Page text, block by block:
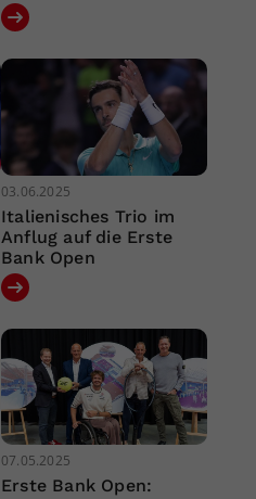
03.06.2025
Italienisches Trio im
Anflug auf die Erste
Bank Open
07.05.2025
Erste Bank Open: